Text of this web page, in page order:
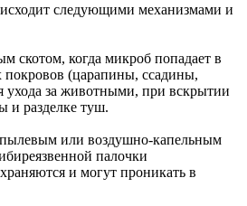
следующими механизмами и
скотом, когда микроб попадает в
(царапины, ссадины,
ухода за животными, при вскрытии
и разделке туш.
или воздушно-капельным
палочки
и могут проникать в